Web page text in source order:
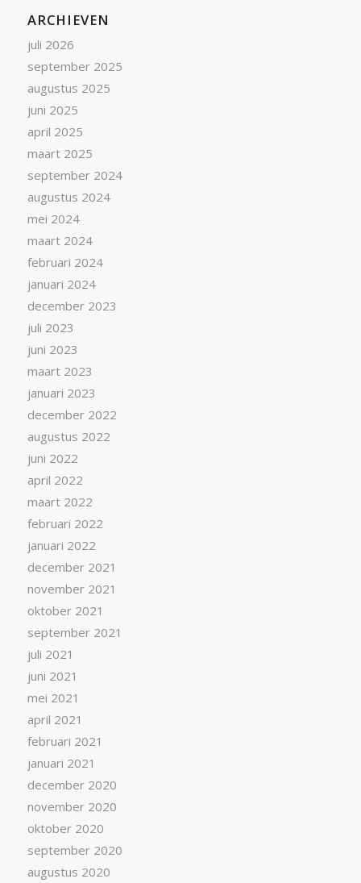
ARCHIEVEN
juli 2026
september 2025
augustus 2025
juni 2025
april 2025
maart 2025
september 2024
augustus 2024
mei 2024
maart 2024
februari 2024
januari 2024
december 2023
juli 2023
juni 2023
maart 2023
januari 2023
december 2022
augustus 2022
juni 2022
april 2022
maart 2022
februari 2022
januari 2022
december 2021
november 2021
oktober 2021
september 2021
juli 2021
juni 2021
mei 2021
april 2021
februari 2021
januari 2021
december 2020
november 2020
oktober 2020
september 2020
augustus 2020